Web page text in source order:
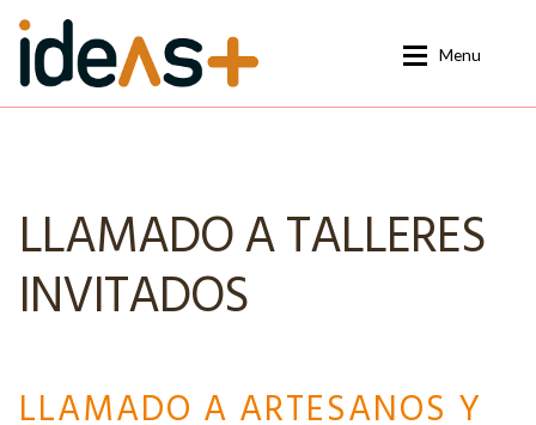
Ir
la
Ir
contenido
Menu
LLAMADO A TALLERES
INVITADOS
LLAMADO A ARTESANOS Y